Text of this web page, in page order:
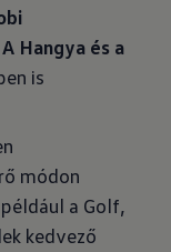
Hangya és a
is
módon
a Golf,
kedvező